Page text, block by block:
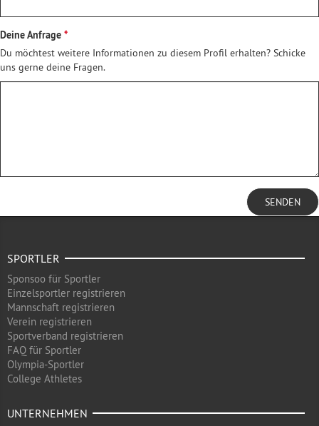
Deine Anfrage
Du möchtest weitere Informationen zu diesem Profil erhalten? Schicke
uns gerne deine Fragen.
SENDEN
SPORTLER
Sponsoo für Sportler
Einzelsportler registrieren
Mannschaft registrieren
Verein registrieren
Sportverband registrieren
FAQ für Sportler
Olympia-Sportler
College Athletes
UNTERNEHMEN